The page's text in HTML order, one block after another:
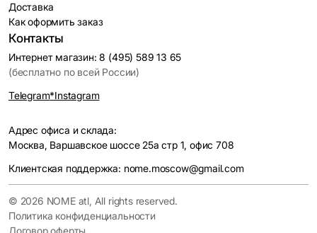
Доставка
Как оформить заказ
Контакты
Интернет магазин: 8 (495) 589 13 65
(бесплатно по всей России)
Telegram*Instagram
Адрес офиса и склада:
Москва, Варшавское шоссе 25а стр 1, офис 708
Клиентская поддержка: nome.moscow@gmail.com
© 2026 NOME atl, All rights reserved.
Политика конфиденциальности